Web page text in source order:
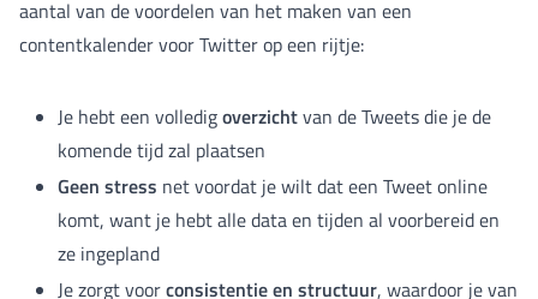
aantal van de voordelen van het maken van een
contentkalender voor Twitter op een rijtje:
Je hebt een volledigoverzichtvan de Tweets die je de
komende tijd zal plaatsen
Geen stress net voordat je wilt dat een Tweet online
komt, want je hebt alle data en tijden al voorbereid en
ze ingepland
Je zorgt voorconsistentie en structuur, waardoor je van